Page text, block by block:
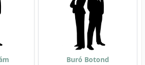
Buró Botond